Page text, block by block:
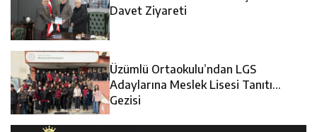
Sürdürüyor
Cezaevine Gönderildi
12:13 Erzincan Erkek Tenis Takımı ANALİG’de Yarı Final Biletini
Aldı
17:03 Erzincan Emniyeti’nden Semt Pazarında Bilgilendirme
Faaliyeti
Davet Ziyareti
Üzümlü Ortaokulu’ndan LGS
Adaylarına Meslek Lisesi Tanıtım
Gezisi